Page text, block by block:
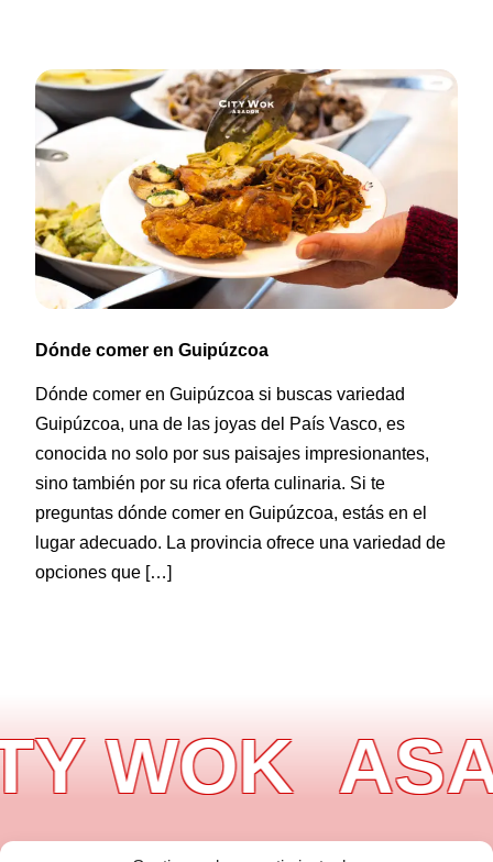
Dónde comer en Guipúzcoa
Dónde comer en Guipúzcoa si buscas variedad
Guipúzcoa, una de las joyas del País Vasco, es
conocida no solo por sus paisajes impresionantes,
sino también por su rica oferta culinaria. Si te
preguntas dónde comer en Guipúzcoa, estás en el
lugar adecuado. La provincia ofrece una variedad de
opciones que […]
WOK